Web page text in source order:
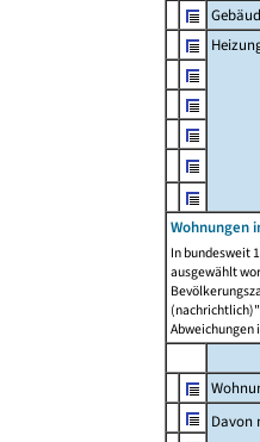
Wohnungen
In bundesweit
ausgewählt
Abweichungen
Davon